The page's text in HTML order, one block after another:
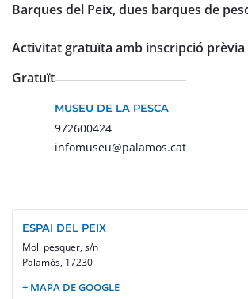
Barques del Peix, dues barques de
Activitat gratuïta amb inscripció prèvia
Gratuït
MUSEU DE LA PESCA
972600424
infomuseu@palamos.cat
ESPAI DEL PEIX
Moll pesquer, s/n
Palamós, 17230
+ MAPA DE GOOGLE